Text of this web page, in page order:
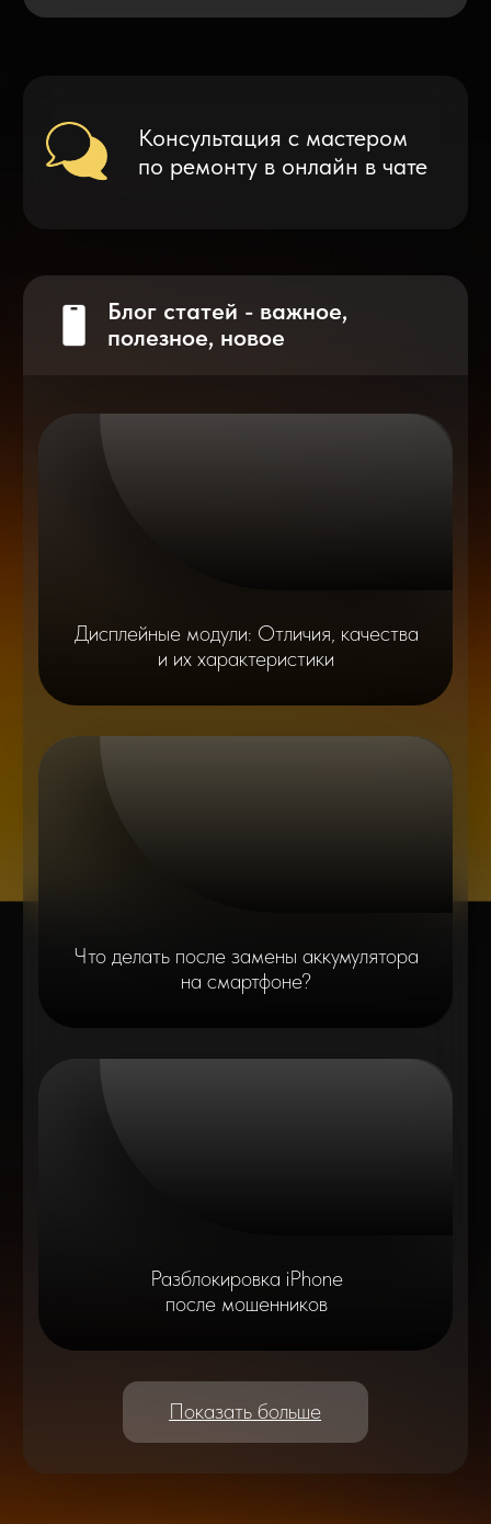
Разблокировка iPhone
Что делать после замены аккумулятора
на смартфоне?